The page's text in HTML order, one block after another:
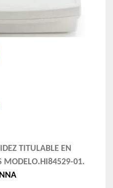
TITULABLE EN
MODELO.HI84529-01.